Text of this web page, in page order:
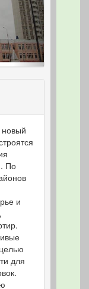
новый
По
и
для